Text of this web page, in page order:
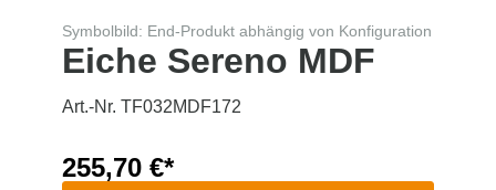
Symbolbild: End-Produkt abhängig von Konfiguration
Eiche Sereno MDF
Art.-Nr. TF032MDF172
255,70 €*